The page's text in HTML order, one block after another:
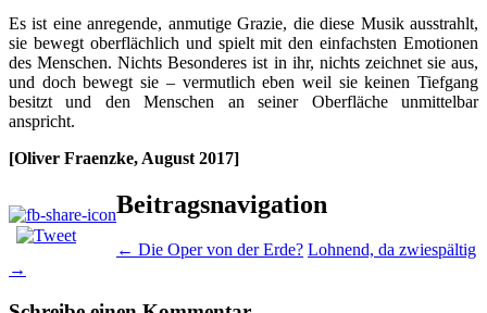
Es ist eine anregende, anmutige Grazie, die diese Musik ausstrahlt,
sie bewegt oberflächlich und spielt mit den einfachsten Emotionen
des Menschen. Nichts Besonderes ist in ihr, nichts zeichnet sie aus,
und doch bewegt sie – vermutlich eben weil sie keinen Tiefgang
besitzt und den Menschen an seiner Oberfläche unmittelbar
anspricht.
[Oliver Fraenzke, August 2017]
Beitragsnavigation
← Die Oper von der Erde? Lohnend, da zwiespältig
→